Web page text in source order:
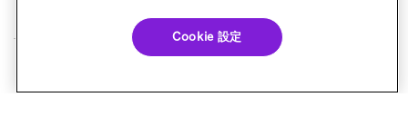
© Braze. All Rights Reserved Privacy Policy
Cookie 設定